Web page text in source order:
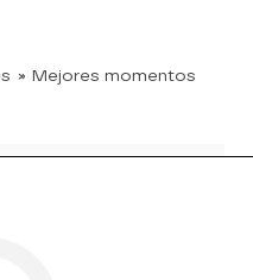
» Mejores momentos